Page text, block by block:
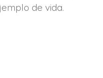
de vida.